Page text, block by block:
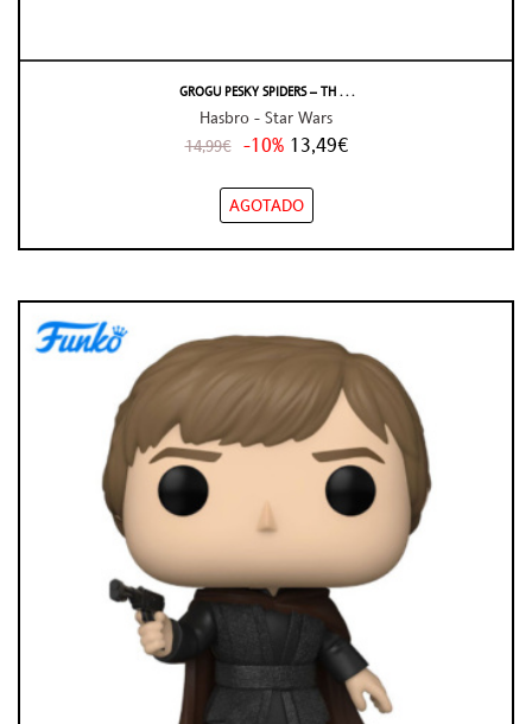
GROGU PESKY SPIDERS – TH . . .
Hasbro - Star Wars
14,99€ -10% 13,49€
AGOTADO